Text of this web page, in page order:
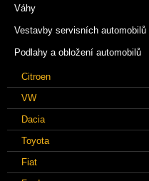
Váhy
Vestavby servisních automobilů
Podlahy a obložení automobilů
Citroen
VW
Dacia
Toyota
Fiat